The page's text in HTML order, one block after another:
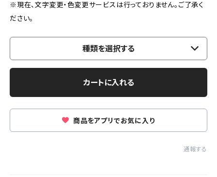
※現在、文字変更・色変更サービスは行っておりません。ご了承く
ださい。
種類を選択する
カートに入れる
商品をアプリでお気に入り
通報する